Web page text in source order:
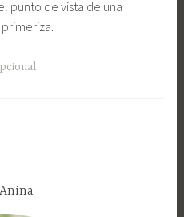
punto de vista de una